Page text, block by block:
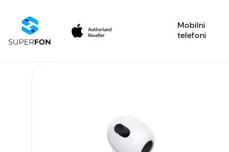
Mobilni
telefoni